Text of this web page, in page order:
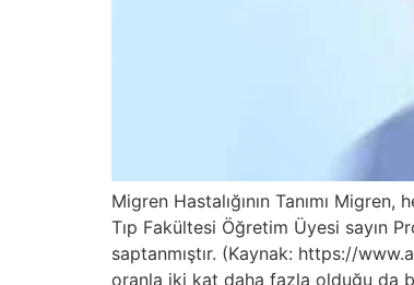
Migren Hastalığının Tanımı
Tıp Fakültesi Öğretim Üyesi sayın
saptanmıştır. (Kaynak: https://
oranla iki kat daha fazla olduğu da